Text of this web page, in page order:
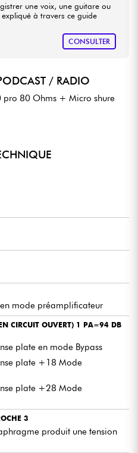
une voix, une guitare ou
à travers ce guide
CONSULTER
/ RADIO
pro 80 Ohms + Micro shure
mode préamplificateur
CIRCUIT OUVERT) 1 PA=94 DB
plate en mode Bypass
plate +18 Mode
plate +28 Mode
3
produit une tension